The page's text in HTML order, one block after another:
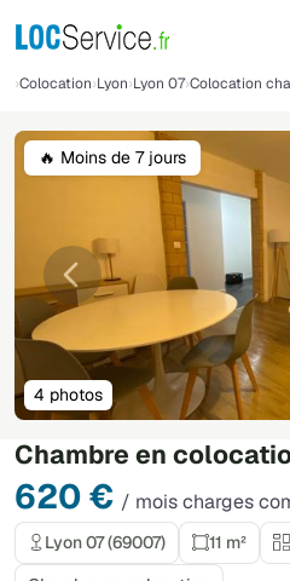
Colocation Lyon Lyon 07 Colocation
Chambre en
620 € / mois charges
Précédente
4 photos
🔥 Moins de 7 jours
Lyon 07 (69007) 11 m²